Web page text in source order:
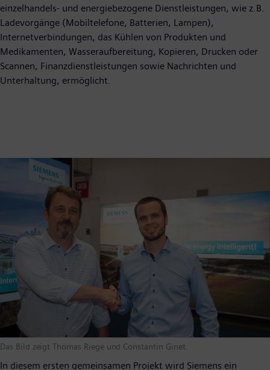
einzelhandels- und energiebezogene Dienstleistungen, wie z.B.
Ladevorgänge (Mobiltelefone, Batterien, Lampen),
Internetverbindungen, das Kühlen von Produkten und
Medikamenten, Wasseraufbereitung, Kopieren, Drucken oder
Scannen, Finanzdienstleistungen sowie Nachrichten und
Unterhaltung, ermöglicht.
Das Bild zeigt Thomas Riege und Constantin Ginet.
In diesem ersten gemeinsamen Projekt wird Siemens ein